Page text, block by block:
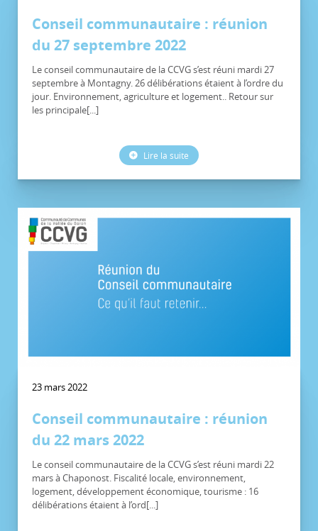
Conseil communautaire : réunion
du 27 septembre 2022
Le conseil communautaire de la CCVG s’est réuni mardi 27
septembre à Montagny. 26 délibérations étaient à l’ordre du
jour. Environnement, agriculture et logement.. Retour sur
les principale[...]
Lire la suite
23 mars 2022
Conseil communautaire : réunion
du 22 mars 2022
Le conseil communautaire de la CCVG s’est réuni mardi 22
mars à Chaponost. Fiscalité locale, environnement,
logement, développement économique, tourisme : 16
délibérations étaient à l’ord[...]